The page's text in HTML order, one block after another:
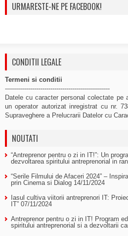
URMARESTE-NE PE FACEBOOK!
CONDITII LEGALE
Termeni si conditii
-----------------------------------------------------
Datele cu caracter personal colectate
un operator autorizat inregistrat cu nr.
Supraveghere a Prelucrarii Datelor cu
NOUTATI
“Antreprenor pentru o zi in IT!”: Un
dezvoltarea spiritului antreprenorial in
“Serile Filmului de Afaceri 2024” –
prin Cinema si Dialog 14/11/2024
Iasul cultiva viitorii antreprenori IT:
IT” 07/11/2024
Antreprenor pentru o zi in IT! Program
spiritului antreprenorial si a dezvoltarii